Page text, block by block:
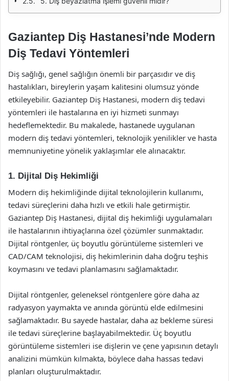
Gaziantep Diş Hastanesi’nde Modern
Diş Tedavi Yöntemleri
Diş sağlığı, genel sağlığın önemli bir parçasıdır ve diş
hastalıkları, bireylerin yaşam kalitesini olumsuz yönde
etkileyebilir. Gaziantep Diş Hastanesi, modern diş tedavi
yöntemleri ile hastalarına en iyi hizmeti sunmayı
hedeflemektedir. Bu makalede, hastanede uygulanan
modern diş tedavi yöntemleri, teknolojik yenilikler ve hasta
memnuniyetine yönelik yaklaşımlar ele alınacaktır.
1. Dijital Diş Hekimliği
Modern diş hekimliğinde dijital teknolojilerin kullanımı,
tedavi süreçlerini daha hızlı ve etkili hale getirmiştir.
Gaziantep Diş Hastanesi, dijital diş hekimliği uygulamaları
ile hastalarının ihtiyaçlarına özel çözümler sunmaktadır.
Dijital röntgenler, üç boyutlu görüntüleme sistemleri ve
CAD/CAM teknolojisi, diş hekimlerinin daha doğru teşhis
koymasını ve tedavi planlamasını sağlamaktadır.
Dijital röntgenler, geleneksel röntgenlere göre daha az
radyasyon yaymakta ve anında görüntü elde edilmesini
sağlamaktadır. Bu sayede hastalar, daha az bekleme süresi
ile tedavi süreçlerine başlayabilmektedir. Üç boyutlu
görüntüleme sistemleri ise dişlerin ve çene yapısının detaylı
analizini mümkün kılmakta, böylece daha hassas tedavi
planları oluşturulmaktadır.